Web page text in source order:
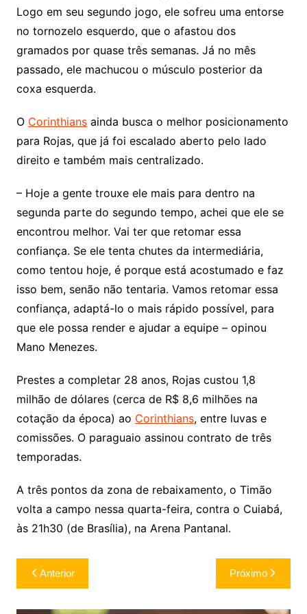
Logo em seu segundo jogo, ele sofreu uma entorse
no tornozelo esquerdo, que o afastou dos
gramados por quase três semanas. Já no mês
passado, ele machucou o músculo posterior da
coxa esquerda.
O Corinthiansainda busca o melhor posicionamento
para Rojas, que já foi escalado aberto pelo lado
direito e também mais centralizado.
– Hoje a gente trouxe ele mais para dentro na
segunda parte do segundo tempo, achei que ele se
encontrou melhor. Vai ter que retomar essa
confiança. Se ele tenta chutes da intermediária,
como tentou hoje, é porque está acostumado e faz
isso bem, senão não tentaria. Vamos retomar essa
confiança, adaptá-lo o mais rápido possível, para
que ele possa render e ajudar a equipe – opinou
Mano Menezes.
Prestes a completar 28 anos, Rojas custou 1,8
milhão de dólares (cerca de R$ 8,6 milhões na
cotação da época) ao Corinthians, entre luvas e
comissões. O paraguaio assinou contrato de três
temporadas.
A três pontos da zona de rebaixamento, o Timão
volta a campo nessa quarta-feira, contra o Cuiabá,
às 21h30 (de Brasília), na Arena Pantanal.
Navegação
de
Anterior Próximo